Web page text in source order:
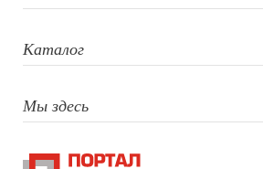
гравировка,
Каталог
Мы здесь